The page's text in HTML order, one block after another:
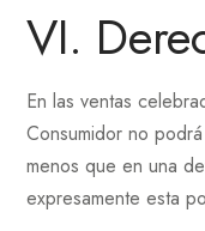
VI.
En las ventas
Consumidor no
menos que en una
expresamente esta